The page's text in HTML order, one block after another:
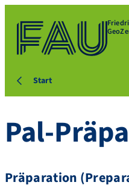
Start
Pal-
Präparation